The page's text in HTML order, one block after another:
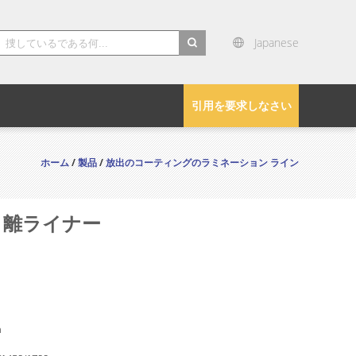
Japanese
引用を要求しなさい
ホーム/製品/放出のコーティングのラミネーション ライン
ライナー